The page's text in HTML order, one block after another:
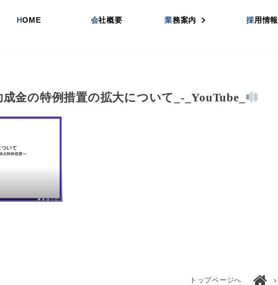
HOME 会社概要 業務案内 採用情報
成金の特例措置の拡大について_-_YouTube_
トップページへ